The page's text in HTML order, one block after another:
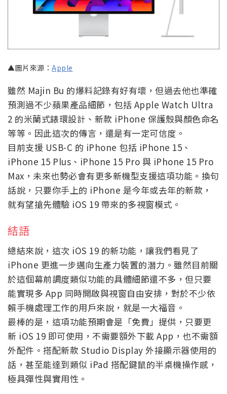
▲圖片來源： Apple
雖然 Majin Bu 的爆料記錄有好有壞，但過去他也準確
預測過不少蘋果產品細節，包括 Apple Watch Ultra
2 的米蘭式錶環設計、新款 iPhone 保護殼與顏色命名
等等。因此這次的傳言，還是有一定可信度。
目前支援 USB-C 的 iPhone 包括 iPhone 15、
iPhone 15 Plus、iPhone 15 Pro 與 iPhone 15 Pro
Max，未來也勢必會有更多新機型支援這項功能。換句
話說，只要你手上的 iPhone 是今年或去年的新款，
就有望搶先體驗 iOS 19 帶來的多視窗模式。
結語
總結來說，這次 iOS 19 的新功能，讓我們看見了
iPhone 更進一步邁向生產力裝置的潛力。雖然目前關
於這個幕前調度類似功能的具體細節還不多，但只要
能實現多 App 同時開啟與視窗自由安排，對於不少依
賴手機處理工作的用戶來說，就是一大福音。
最棒的是，這項功能預期會是「免費」提供，只要更
新 iOS 19 即可使用，不需要額外下載 App，也不需額
外配件。搭配新款 Studio Display 外接顯示器使用的
話，甚至能達到類似 iPad 搭配鍵鼠的半桌機操作感，
極具彈性與實用性。